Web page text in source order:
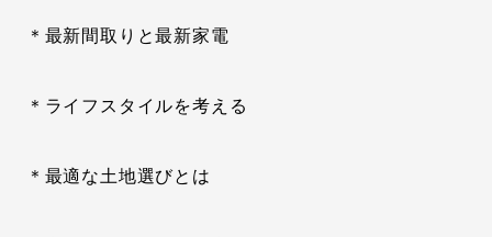
＊最新間取りと最新家電
＊ライフスタイルを考える
＊最適な土地選びとは